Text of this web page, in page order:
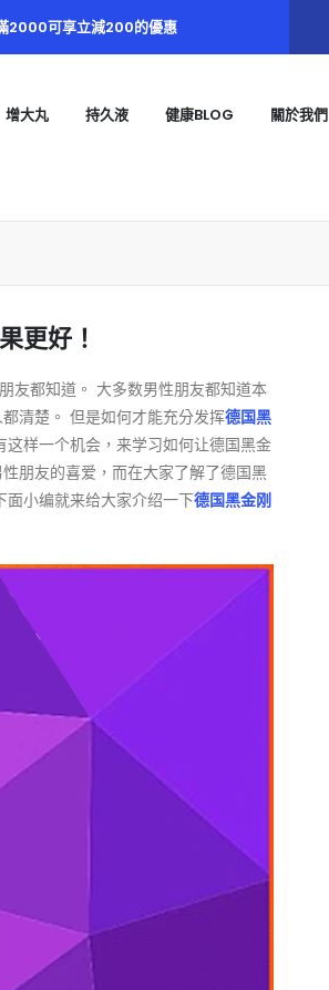
2000可享立減200的優惠
增大丸 持久液 健康BLOG 關於我們
更好！
友都知道。 大多数男性朋友都知道本
清楚。 但是如何才能充分发挥德国黑
样一个机会，来学习如何让德国黑金
朋友的喜爱，而在大家了解了德国黑
小编就来给大家介绍一下德国黑金刚